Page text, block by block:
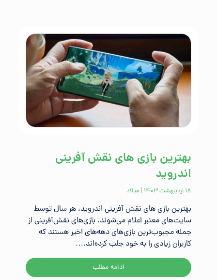
بهترین بازی ‌های نقش ‌آفرینی
اندروید
۱۸ اردیبهشت ۱۴۰۳ | میلاد
بهترین بازی ‌های نقش ‌آفرینی اندروید، هر سال توسط
سایت‌های معتبر اعلام می‌شوند. بازی‌های نقش‌آفرینی از
جمله مجبوب‌ترین بازی‌های دهه‌های اخیر هستند که
کاربران زیادی را به خود جلب کرده‌اند.…
ادامه مطلب